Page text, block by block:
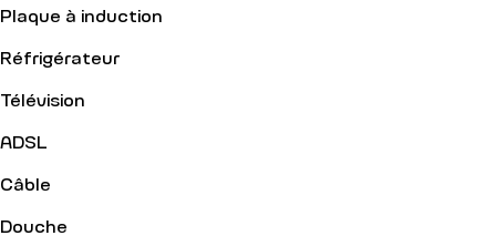
Plaque à induction
Réfrigérateur
Télévision
ADSL
Câble
Douche